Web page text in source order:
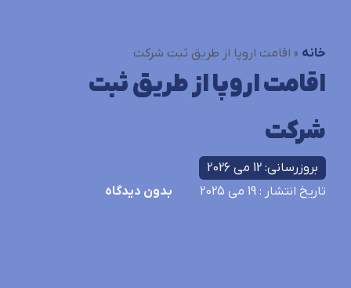
خانه » اقامت اروپا از طریق ثبت شرکت
اقامت اروپا از طریق ثبت
شرکت
بروزرسانی: 12 می 2026
تاریخ انتشار : 19 می 2025 بدون دیدگاه